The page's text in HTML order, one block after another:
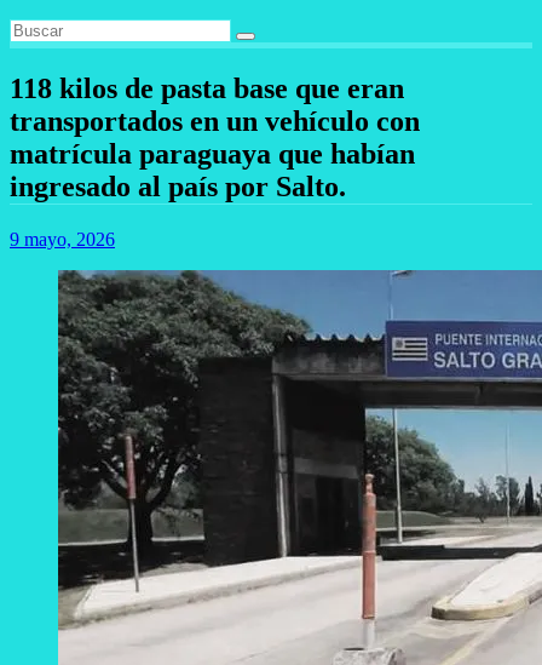
118 kilos de pasta base que eran
transportados en un vehículo con
matrícula paraguaya que habían
ingresado al país por Salto.
9 mayo, 2026